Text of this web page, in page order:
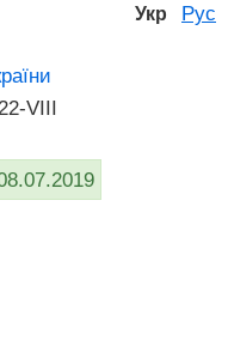
Укр Рус
VIII